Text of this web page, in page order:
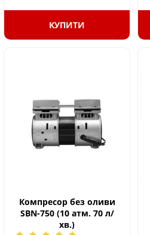
КУПИТИ
Компресор без оливи
SBN-750 (10 атм. 70 л/
хв.)